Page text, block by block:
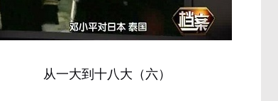
从一大到十八大（六）